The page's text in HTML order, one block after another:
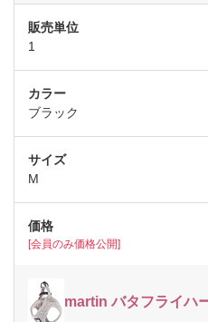
1
ブラック
M
[会員のみ価格公開]
martin バタフライハ